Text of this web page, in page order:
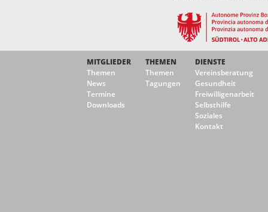
MITGLIEDER
Themen
News
Termine
Downloads
THEMEN
Themen
Tagungen
DIENSTE
Vereinsberatung
Gesundheit
Freiwilligenarbeit
Selbsthilfe
Soziales
Kontakt